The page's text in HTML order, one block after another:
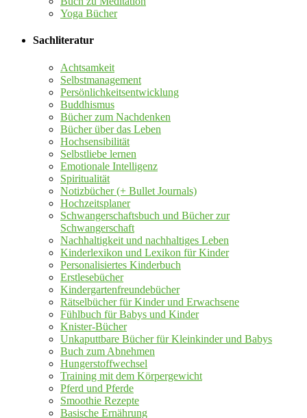
Yoga Bücher
Sachliteratur
Achtsamkeit
Selbstmanagement
Persönlichkeitsentwicklung
Buddhismus
Bücher zum Nachdenken
Bücher über das Leben
Hochsensibilität
Selbstliebe lernen
Emotionale Intelligenz
Spiritualität
Notizbücher (+ Bullet Journals)
Hochzeitsplaner
Schwangerschaftsbuch und Bücher zur
Schwangerschaft
Nachhaltigkeit und nachhaltiges Leben
Kinderlexikon und Lexikon für Kinder
Personalisiertes Kinderbuch
Erstlesebücher
Kindergartenfreundebücher
Rätselbücher für Kinder und Erwachsene
Fühlbuch für Babys und Kinder
Knister-Bücher
Unkaputtbare Bücher für Kleinkinder und Babys
Buch zum Abnehmen
Hungerstoffwechsel
Training mit dem Körpergewicht
Pferd und Pferde
Smoothie Rezepte
Basische Ernährung